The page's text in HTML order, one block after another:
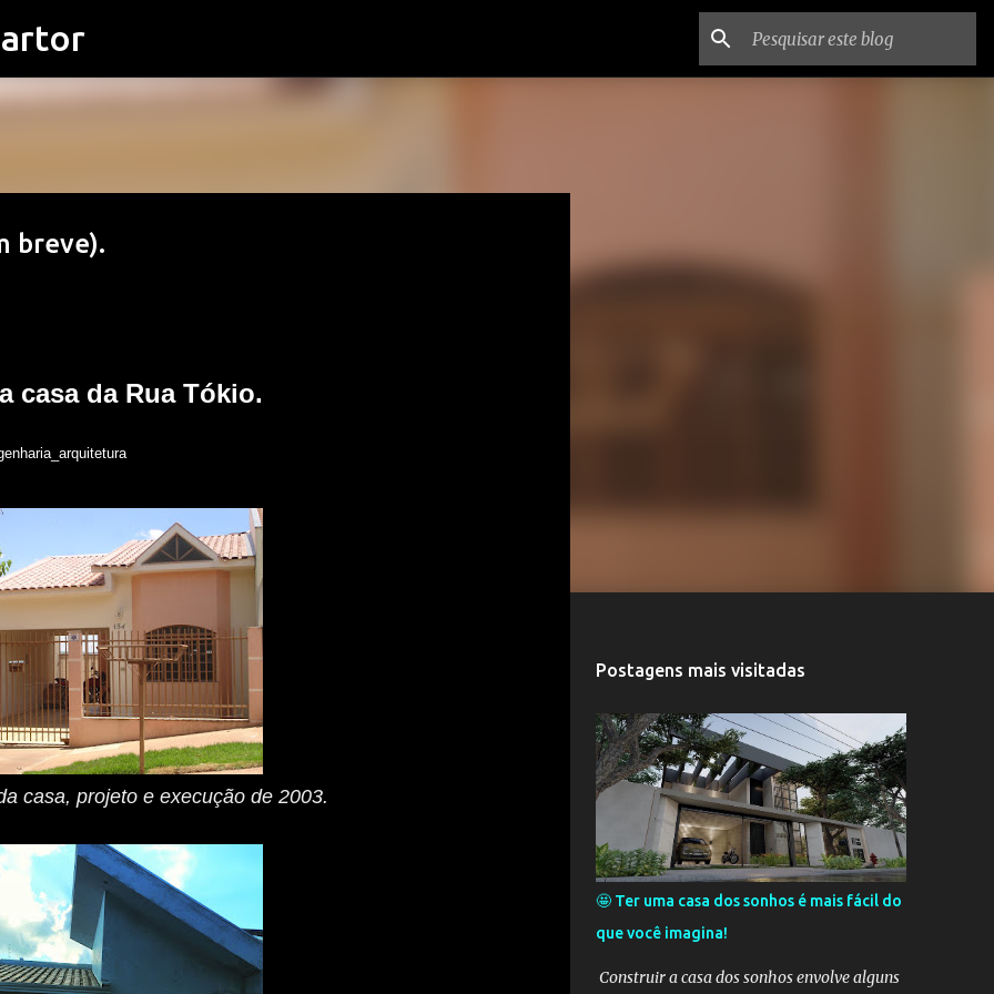
breve).
casa da Rua Tókio.
casa, projeto e execução de 2003.
Postagens mais visitadas
🤩 Ter uma casa dos sonhos é mais fácil do
que você imagina!
Construir a casa dos sonhos envolve alguns